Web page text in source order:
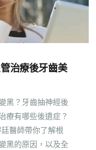
治療後牙齒美
黑？牙齒抽神經後
療有哪些後遺症？
醫師帶你了解根
黑的原因，以及全